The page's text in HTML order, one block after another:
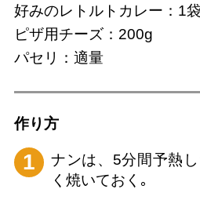
好みのレトルトカレー：1袋
ピザ用チーズ：200g
パセリ：適量
作り⽅
1
ナンは、5分間予熱
く焼いておく｡